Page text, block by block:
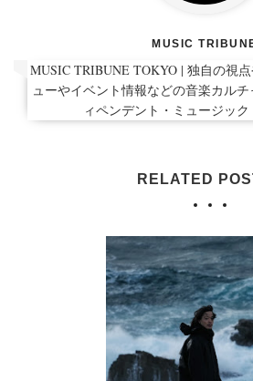
MUSIC
MUSIC TRIBUNE TOKYO | 独自の視
ューやイベント情報などの音楽カル
ィペンデント・ミュージック
RELATED